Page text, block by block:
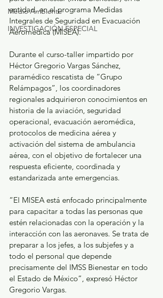
Medio Ambiente
INVESTIGACIÓN ESPECIAL
entidad, en el programa Medidas
Integrales de Seguridad en Evacuación
Aeromédica (MISEA).
Durante el curso-taller impartido por
Héctor Gregorio Vargas Sánchez,
paramédico rescatista de “Grupo
Relámpagos”, los coordinadores
regionales adquirieron conocimientos en
historia de la aviación, seguridad
operacional, evacuación aeromédica,
protocolos de medicina aérea y
activación del sistema de ambulancia
aérea, con el objetivo de fortalecer una
respuesta eficiente, coordinada y
estandarizada ante emergencias.
“El MISEA está enfocado principalmente
para capacitar a todas las personas que
estén relacionadas con la operación y la
interacción con las aeronaves. Se trata de
preparar a los jefes, a los subjefes y a
todo el personal que depende
precisamente del IMSS Bienestar en todo
el Estado de México”, expresó Héctor
Gregorio Vargas.